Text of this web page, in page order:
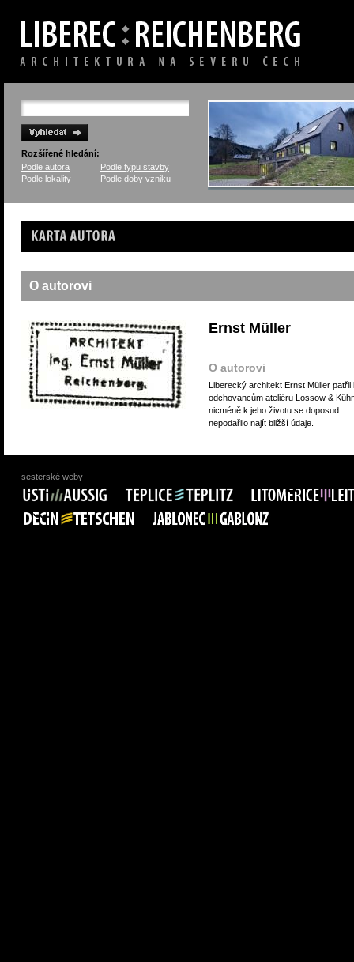
Rozšířené hledání:
Podle autora
Podle typu stavby
Podle lokality
Podle doby vzniku
Karta autora
O autorovi
Ernst Müller
O autorovi
Liberecký architekt Ernst Müller patřil
odchovancům ateliéru Lossow &
nicméně k jeho životu se doposud
nepodařilo najít bližší údaje.
sesterské weby